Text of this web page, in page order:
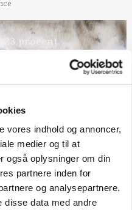
vores indhold og annoncer,
medier og til at
også oplysninger om din
partnere inden for
og analysepartnere.
disse data med andre
23 procent